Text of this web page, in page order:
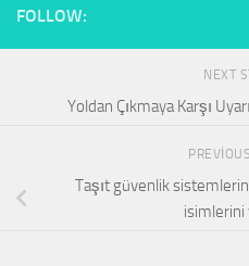
FOLLOW:
NEXT
Yoldan Çıkmaya Karşı
Taşıt güvenlik
isimlerini